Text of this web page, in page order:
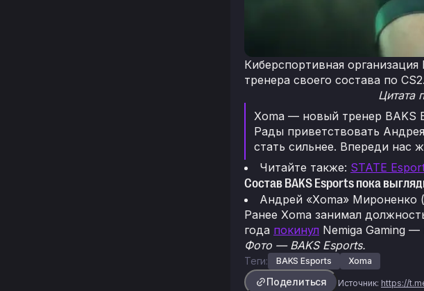
Киберспортивная
тренера своего состава по
Цитата
Xoma — новый тренер BAKS
Рады приветствовать
стать сильнее. Впереди нас
Читайте также: STATE
Состав BAKS Esports пока
Андрей «Xoma» Мироненко
Ранее Xoma занимал
года покинул Nemiga Gaming
Фото — BAKS Esports.
Теги: BAKS Esports Xoma
Поделиться Источник: https://